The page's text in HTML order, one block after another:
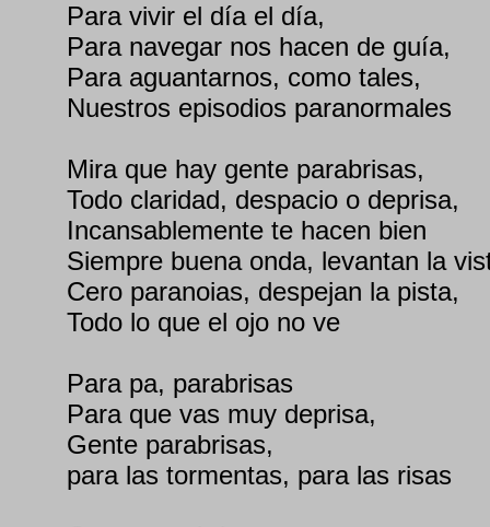
Para vivir el día el día,
Para navegar nos hacen de guía,
Para aguantarnos, como tales,
Nuestros episodios paranormales
Mira que hay gente parabrisas,
Todo claridad, despacio o deprisa,
Incansablemente te hacen bien
Siempre buena onda, levantan la
Cero paranoias, despejan la pista,
Todo lo que el ojo no ve
Para pa, parabrisas
Para que vas muy deprisa,
Gente parabrisas,
para las tormentas, para las risas